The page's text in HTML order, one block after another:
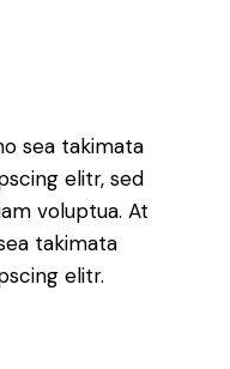
sea takimata
elitr, sed
voluptua. At
takimata
elitr.